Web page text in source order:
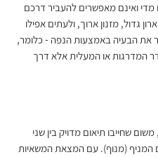
מדי ואינם מאפשרים להעביר דרכם
גדול, מזנון ארוך, ולעתים אפילו
את הבעיה באמצעות הנפה - כלומר,
המדרגות או המעלית אלא דרך
שחייבו תיאום מדויק בין שני
המניף (מנוף). עם המצאת המשאיות